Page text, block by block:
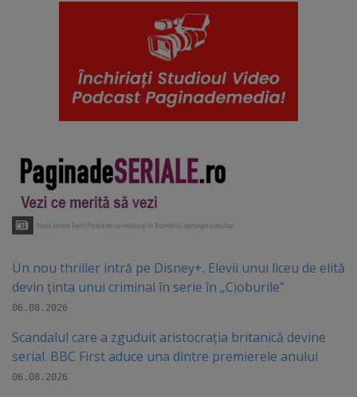
Un nou thriller intră pe Disney+. Elevii unui liceu de elită
devin ținta unui criminal în serie în „Cioburile”
06.08.2026
Scandalul care a zguduit aristocrația britanică devine
serial. BBC First aduce una dintre premierele anului
06.08.2026